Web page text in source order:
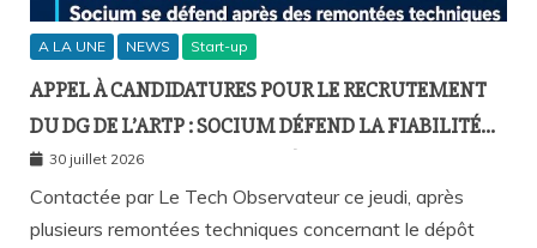
A LA UNE NEWS Start-up
APPEL À CANDIDATURES POUR LE RECRUTEMENT
DU DG DE L’ARTP : SOCIUM DÉFEND LA FIABILITÉ
DE SA PLATEFORME MALGRÉ PLUSIEURS
REMONTÉES TECHNIQUES
30 juillet 2026
Contactée par Le Tech Observateur ce jeudi, après
plusieurs remontées techniques concernant le dépôt